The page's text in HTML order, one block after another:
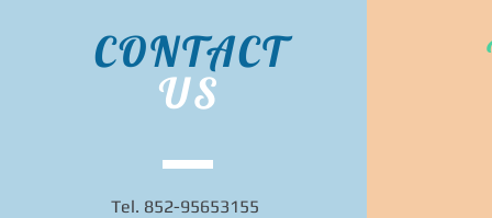
CONTACT
US
Tel. 852-95653155